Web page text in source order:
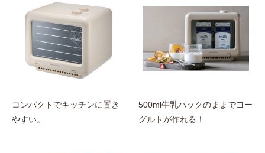
コンパクトでキッチンに置き
やすい。
500ml牛乳パックのままでヨー
グルトが作れる！